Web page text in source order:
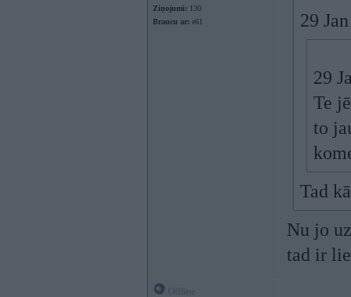
Ziņojumi: 130
Braucu ar: e61 29
29
Te
to
Tad
Nu jo
tad ir